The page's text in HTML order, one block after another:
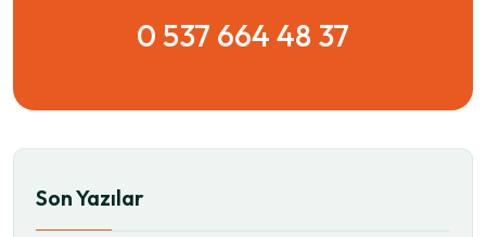
0 537 664 48 37
Son Yazılar